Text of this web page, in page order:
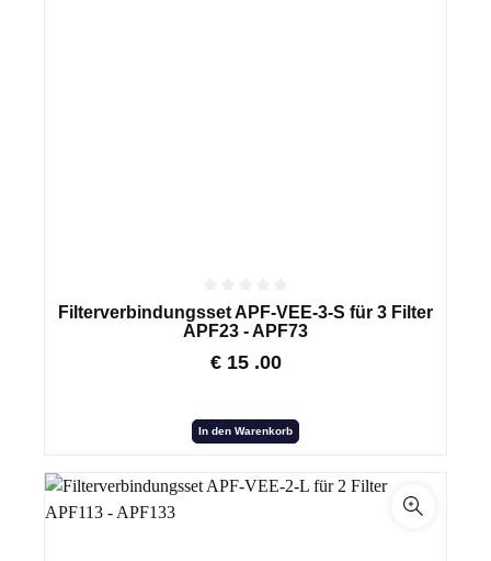
Filterverbindungsset APF-VEE-3-S für 3 Filter
APF23 - APF73
€ 15 .00
In den Warenkorb